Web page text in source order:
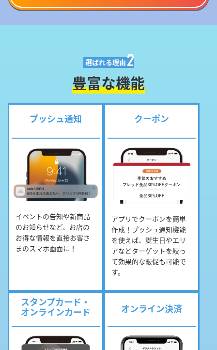
選ばれる理由2
豊富な機能
プッシュ通知
イベントの告知や新商品
のお知らせなど、お店の
お得な情報を直接お客さ
まのスマホ画面に！
クーポン
アプリでクーポンを簡単
作成！プッシュ通知機能
を使えば、誕生日やエリ
アなどターゲットを絞っ
て効果的な販促も可能で
す。
スタンプカード・
オンラインカード オンライン決済